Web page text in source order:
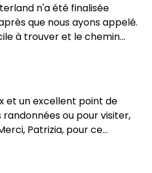
n'a été finalisée
que nous ayons appelé.
à trouver et le chemin
ou alors uniquement si
du tout-terrain. Le
les gens sont très
passé un séjour très
troupeau de vaches,
sur la mer. Avant de
et tout ce qui n'est pas
et un excellent point de
ou pour visiter,
Patrizia, pour ce